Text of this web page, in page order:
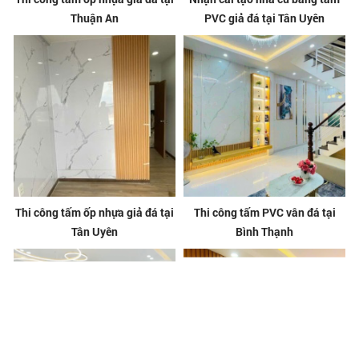
Thuận An
PVC giả đá tại Tân Uyên
Thi công tấm ốp nhựa giả đá tại
Tân Uyên
Thi công tấm PVC vân đá tại
Bình Thạnh